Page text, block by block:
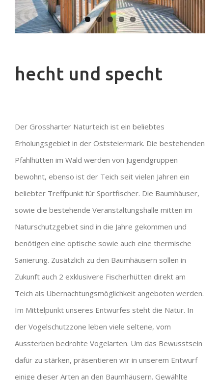
hecht und specht
Der Grossharter Naturteich ist ein beliebtes
Erholungsgebiet in der Oststeiermark. Die bestehenden
Pfahlhütten im Wald werden von Jugendgruppen
bewohnt, ebenso ist der Teich seit vielen Jahren ein
beliebter Treffpunkt für Sportfischer. Die Baumhäuser,
sowie die bestehende Veranstaltungshalle mitten im
Naturschutzgebiet sind in die Jahre gekommen und
benötigen eine optische sowie auch eine thermische
Sanierung. Zusätzlich zu den Baumhäusern sollen in
Zukunft auch 2 exklusivere Fischerhütten direkt am
Teich als Übernachtungsmöglichkeit angeboten werden.
Im Mittelpunkt unseres Entwurfes steht die Natur. In
der Vogelschutzzone leben viele seltene, vom
Aussterben bedrohte Vogelarten. Um das Bewusstsein
dafür zu stärken, präsentieren wir in unserem Entwurf
einige dieser Arten an den Baumhäusern. Gewählte